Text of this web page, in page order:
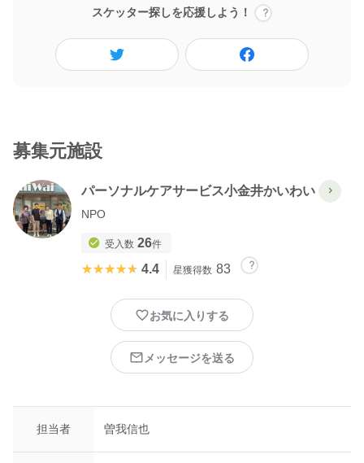
スケッター探しを応援しよう！
募集元施設
パーソナルケアサービス小金井かいわい
NPO
受入数 26件
★★★★★
★★★★★ 4.4 星獲得数 83
お気に入りする
メッセージを送る
担当者 曽我信也